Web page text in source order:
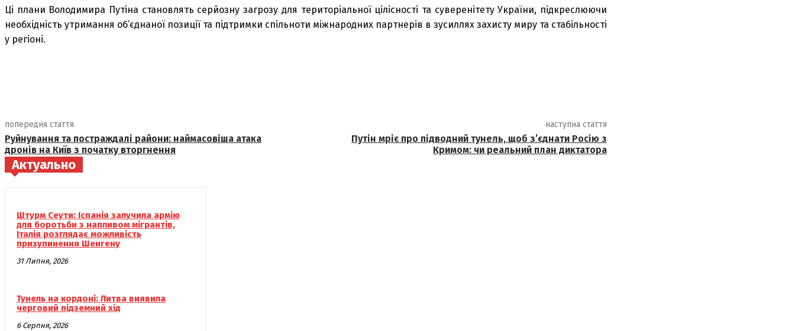
Ці плани Володимира Путіна становлять серйозну загрозу для територіальної цілісності та суверенітету України, підкреслюючи
необхідність утримання об’єднаної позиції та підтримки спільноти міжнародних партнерів в зусиллях захисту миру та стабільності
у регіоні.
попередня стаття
Руйнування та постраждалі райони: наймасовіша атака
дронів на Київ з початку вторгнення
наступна стаття
Путін мріє про підводний тунель, щоб з’єднати Росію з
Кримом: чи реальний план диктатора
Актуально
Штурм Сеути: Іспанія залучила армію
для боротьби з напливом мігрантів,
Італія розглядає можливість
призупинення Шенгену
31 Липня, 2026
Тунель на кордоні: Литва виявила
черговий підземний хід
6 Серпня, 2026